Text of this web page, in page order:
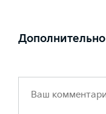
Дополнительно